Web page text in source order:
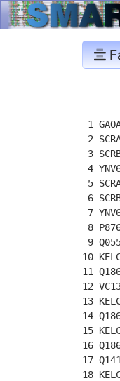
1
2
3
4
5
6
7
8
9
10
11
12
13
14
15
16
17
18